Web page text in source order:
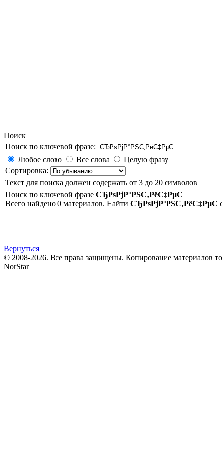
Поиск
Поиск по ключевой фразе:
Любое слово
Все слова
Целую фразу
Сортировка:
Текст для поиска должен содержать от 3 до 20 символов
Поиск по ключевой фразе СЂРѕРјР°РЅС‚РёС‡РµС
Всего найдено 0 материалов. Найти СЂРѕРјР°РЅС‚РёС‡РµС
Вернуться
© 2008-2026. Все права защищены. Копирование материалов
NorStar